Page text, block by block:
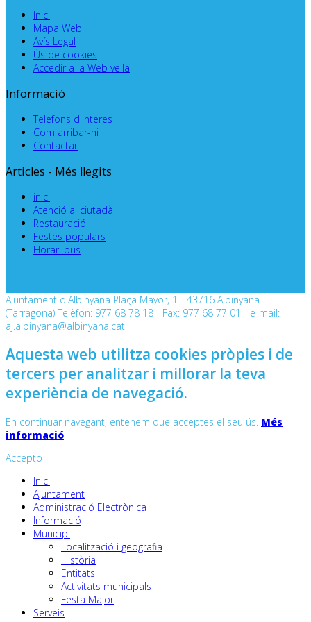
Inici
Mapa Web
Avís Legal
Ús de cookies
Accedir a la Web vella
Informació
Telefons d'interes
Com arribar-hi
Contactar
Articles - Més llegits
inici
Atenció al ciutadà
Restauració
Festes populars
Horari bus
Ajuntament d'Albinyana Plaça Mayor, 1 - 43716 Albinyana
(Tarragona) Telèfon: 977 68 78 18 - Fax: 977 68 77 01 - e-mail:
aj.albinyana@albinyana.cat
Aquesta web utilitza cookies pròpies i de
tercers per analitzar i millorar la teva
experiència de navegació.
En continuar navegant, entenem que acceptes el seu ús. Més
informació
Accepto
Inici
Ajuntament
Administració Electrònica
Informació
Municipi
Localització i geografia
Història
Entitats
Activitats municipals
Festa Major
Serveis